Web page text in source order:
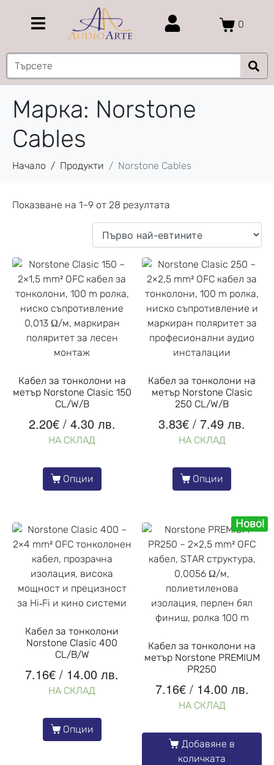
0
Марка: Norstone
Cables
Начало Продукти Norstone Cables
Показване на 1–9 от 28 резултата
Кабел за тонколони на
метър Norstone Clasic 150
CL/W/B
2.20€/ 4.30 лв.
НА СКЛАД
Опции
Кабел за тонколони на
метър Norstone Clasic
250 CL/W/B
3.83€ / 7.49 лв.
НА СКЛАД
Опции
Кабел за тонколони
Norstone Clasic 400
CL/B/W
7.16€ / 14.00 лв.
НА СКЛАД
Опции
Ново!
Кабел за тонколони на
метър Norstone PREMIUM
PR250
7.16€/ 14.00 лв.
НА СКЛАД
Добавяне в
количката